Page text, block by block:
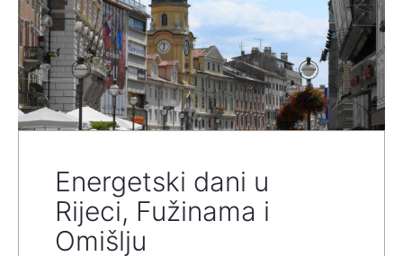
Energetski dani u
Rijeci, Fužinama i
Omišlju